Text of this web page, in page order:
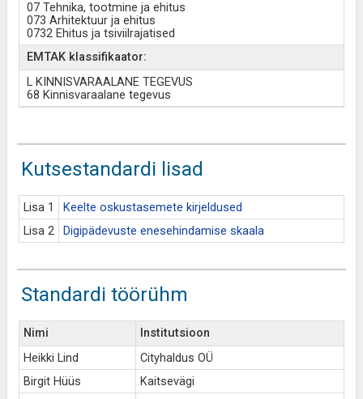
07 Tehnika, tootmine ja ehitus
073 Arhitektuur ja ehitus
0732 Ehitus ja tsiviilrajatised
EMTAK klassifikaator:
L KINNISVARAALANE TEGEVUS
68 Kinnisvaraalane tegevus
Kutsestandardi lisad
Lisa 1
Keelte oskustasemete kirjeldused
Lisa 2
Digipädevuste enesehindamise skaala
Standardi töörühm
Nimi
Institutsioon
Heikki Lind
Cityhaldus OÜ
Birgit Hüüs
Kaitsevägi